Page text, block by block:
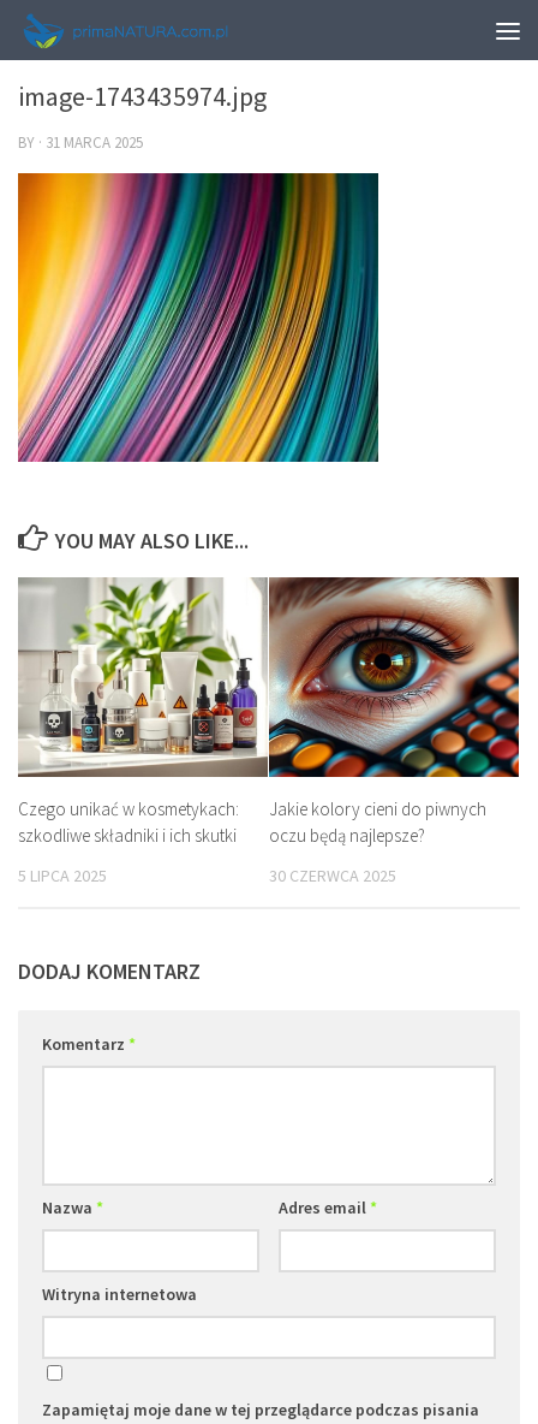
0
image-1743435974.jpg
BY · 31 MARCA 2025
YOU MAY ALSO LIKE...
Czego unikać w kosmetykach:
szkodliwe składniki i ich skutki
5 LIPCA 2025
Jakie kolory cieni do piwnych
oczu będą najlepsze?
30 CZERWCA 2025
DODAJ KOMENTARZ
Komentarz *
Nazwa * Adres email*
Witryna internetowa
Zapamiętaj moje dane w tej przeglądarce podczas pisania